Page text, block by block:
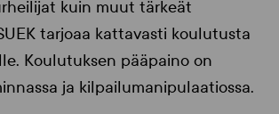
kuin muut tärkeät
tarjoaa kattavasti koulutusta
Koulutuksen pääpaino on
ja kilpailumanipulaatiossa.